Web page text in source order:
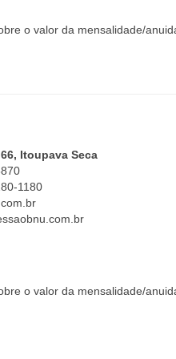
o valor da mensalidade/
Itoupava Seca
1180
o valor da mensalidade/